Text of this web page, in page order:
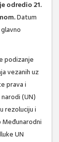
odredio 21.
Datum
podizanje
vezanih uz
prava i
(UN)
rezoluciju i
Međunarodni
UN